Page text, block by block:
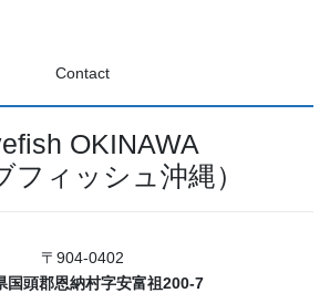
Contact
OKINAWA
フィッシュ沖縄）
〒904-0402
国頭郡恩納村字安富祖200-7